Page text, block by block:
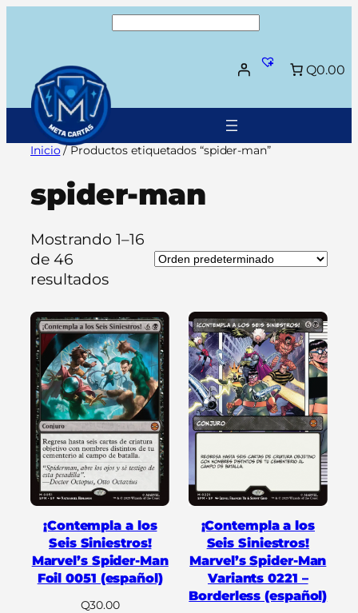
Q0.00
Inicio/ Productos etiquetados “spider-man”
spider-man
Mostrando 1–16
de 46
resultados
¡Contempla a los
Seis Siniestros!
Marvel’s Spider-Man
Foil 0051 (español)
Q30.00
¡Contempla a los
Seis Siniestros!
Marvel’s Spider-Man
Variants 0221 –
Borderless (español)